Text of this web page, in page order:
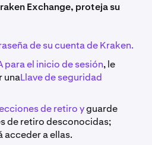
Exchange, proteja su
de su cuenta de Kraken.
para el inicio de sesión, le
unaLlave de seguridad
de retiro yguarde
de retiro desconocidas;
acceder a ellas.